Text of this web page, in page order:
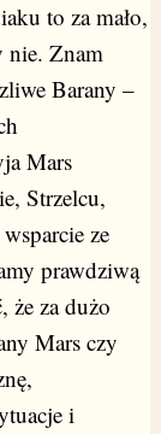
to za mało,
nie. Znam
Barany –
Mars
Strzelcu,
ze
prawdziwą
że za dużo
Mars czy
i